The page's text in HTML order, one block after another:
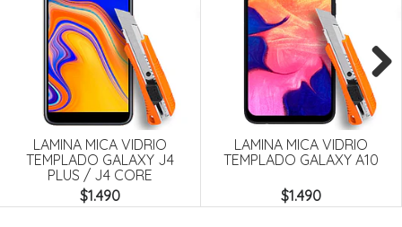
LAMINA MICA VIDRIO
TEMPLADO GALAXY J4
PLUS / J4 CORE
$1.490
LAMINA MICA VIDRIO
TEMPLADO GALAXY A10
$1.490
Next